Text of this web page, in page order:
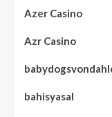
Azer Casino
Azr Casino
bahisyasal